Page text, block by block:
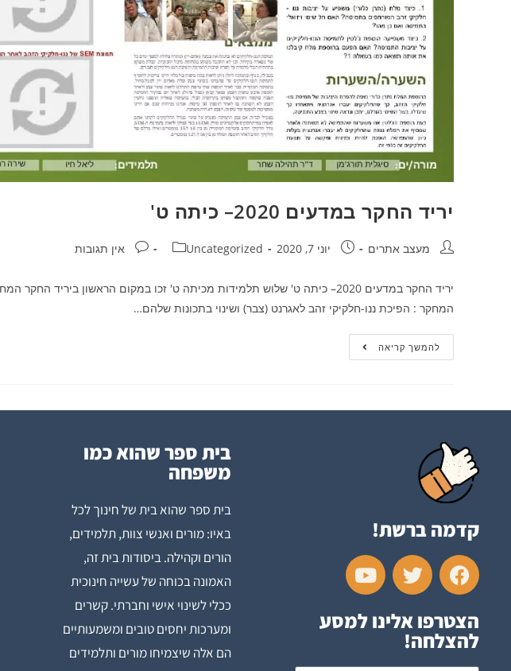
יריד החקר במדעים 2020– כיתה ט'
מעצב אתרים יוני 7, 2020 Uncategorized אין תגובות
המחקר : הפיכת ננו-חלקיקי זהב לאגרנט (צבר) ושינוי בתכונות שלהם…
להמשך קריאה
קדמה ברשת!
הצטרפו אלינו למסע
להצלחה!
בית ספר שהוא כמו
משפחה
בית ספר שהוא בית של חינוך לכל
באיו: מורים ואנשי צוות, תלמידים,
הורים וקהילה. ביסודות בית זה,
האמונה בכוחה של עשייה חינוכית
ככלי לשינוי אישי וחברתי. קשרים
ומערכות יחסים טובים ומשמעותיים
הם אלה שיצמיחו מורים ותלמידים